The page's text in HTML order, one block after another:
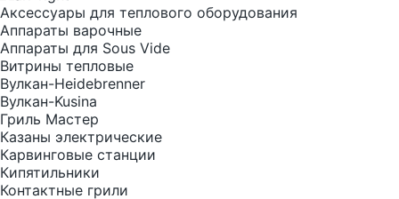
Аксессуары для теплового оборудования
Аппараты варочные
Аппараты для Sous Vide
Витрины тепловые
Вулкан-Heidebrenner
Вулкан-Kusina
Гриль Мастер
Казаны электрические
Карвинговые станции
Кипятильники
Контактные грили